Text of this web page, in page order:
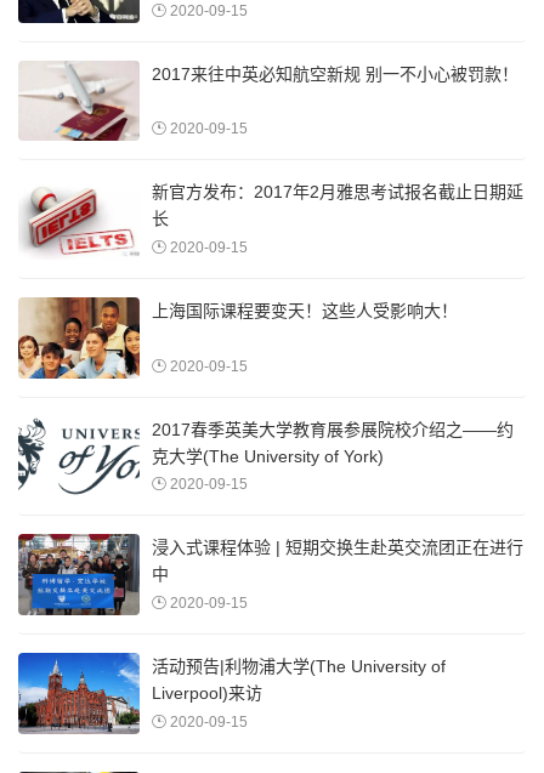
2020-09-15
2017来往中英必知航空新规 别一不小心被罚款！
2020-09-15
新官方发布：2017年2月雅思考试报名截止日期延
长
2020-09-15
上海国际课程要变天！这些人受影响大！
2020-09-15
2017春季英美大学教育展参展院校介绍之——约
克大学(The University of York)
2020-09-15
浸入式课程体验 | 短期交换生赴英交流团正在进行
中
2020-09-15
活动预告|利物浦大学(The University of
Liverpool)来访
2020-09-15